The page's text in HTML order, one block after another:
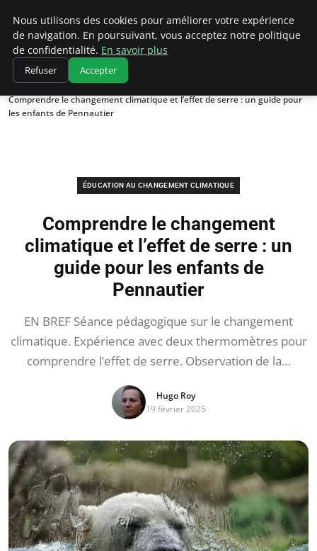
Climatedebtagents
Accueil
Éducation au changement climatique
Comprendre le changement climatique et l’effet de serre : un guide pour
les enfants de Pennautier
ÉDUCATION AU CHANGEMENT CLIMATIQUE
Comprendre le changement
climatique et l’effet de serre : un
guide pour les enfants de
Pennautier
EN BREF Séance pédagogique sur le changement
climatique. Expérience avec deux thermomètres pour
comprendre l’effet de serre. Observation de la…
Hugo Roy
19 février 2025
Nous utilisons des cookies pour améliorer votre expérience
de navigation. En poursuivant, vous acceptez notre politique
de confidentialité. En savoir plus
Refuser Accepter